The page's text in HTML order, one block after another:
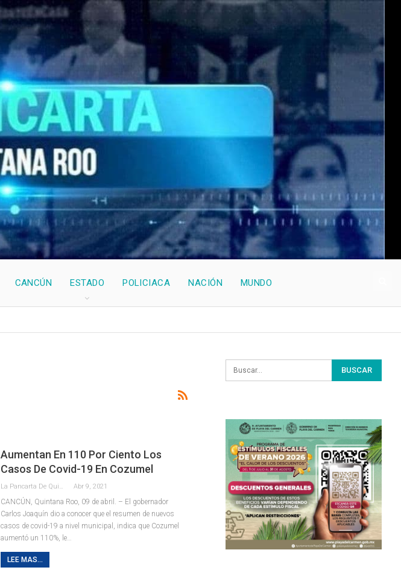
CANCÚN ESTADO POLICIACA NACIÓN MUNDO
Aumentan En 110 Por Ciento Los
Casos De Covid-19 En Cozumel
Abr 9, 2021
CANCÚN, Quintana Roo, 09 de abril. – El gobernador
Carlos Joaquín dio a conocer que el resumen de nuevos
casos de covid-19 a nivel municipal, indica que Cozumel
aumentó un 110%, le
LEE MAS...